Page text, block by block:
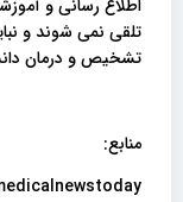
اطلاع رسانی و
تلقی نمی شوند و
تشخیص و درمان
منابع: